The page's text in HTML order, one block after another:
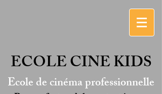
ECOLE CINE KIDS
Ecole de cinéma professionnelle